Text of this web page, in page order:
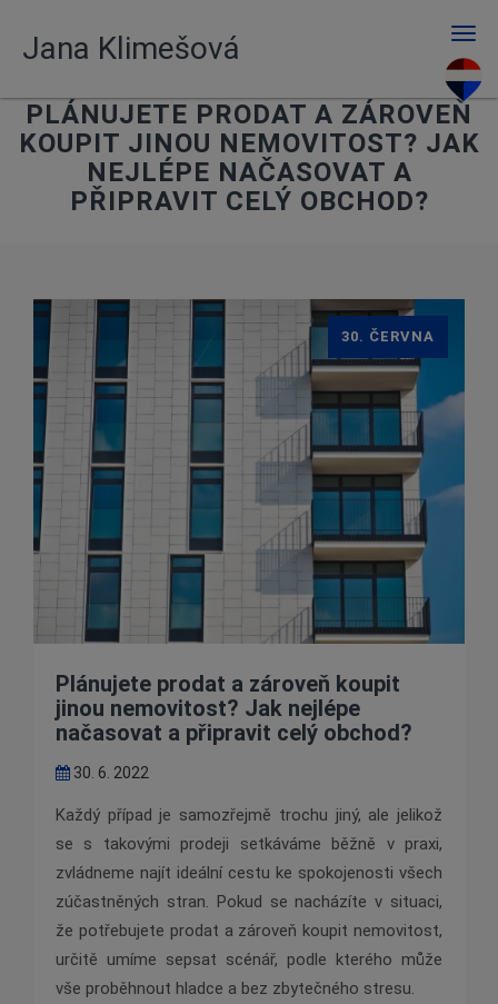
Jana Klimešová
PLÁNUJETE PRODAT A ZÁROVEŇ
KOUPIT JINOU NEMOVITOST? JAK
NEJLÉPE NAČASOVAT A
PŘIPRAVIT CELÝ OBCHOD?
Plánujete prodat a zároveň koupit
jinou nemovitost? Jak nejlépe
načasovat a připravit celý obchod?
30. 6. 2022
30. ČERVNA
Každý případ je samozřejmě trochu jiný, ale jelikož
se s takovými prodeji setkáváme běžně v praxi,
zvládneme najít ideální cestu ke spokojenosti všech
zúčastněných stran. Pokud se nacházíte v situaci,
že potřebujete prodat a zároveň koupit nemovitost,
určitě umíme sepsat scénář, podle kterého může
vše proběhnout hladce a bez zbytečného stresu.